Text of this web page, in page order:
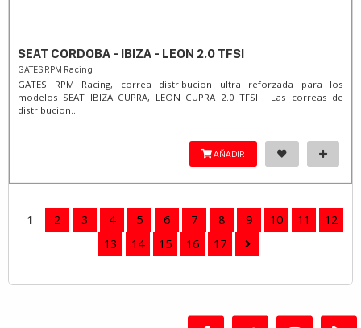
SEAT CORDOBA - IBIZA - LEON 2.0 TFSI
GATES RPM Racing
GATES RPM Racing, correa distribucion ultra reforzada para los
modelos SEAT IBIZA CUPRA, LEON CUPRA 2.0 TFSI. Las correas de
distribucion...
AÑADIR
1 2 3 4 5 6 7 8 9 10 11
12
13
14 15 16 17